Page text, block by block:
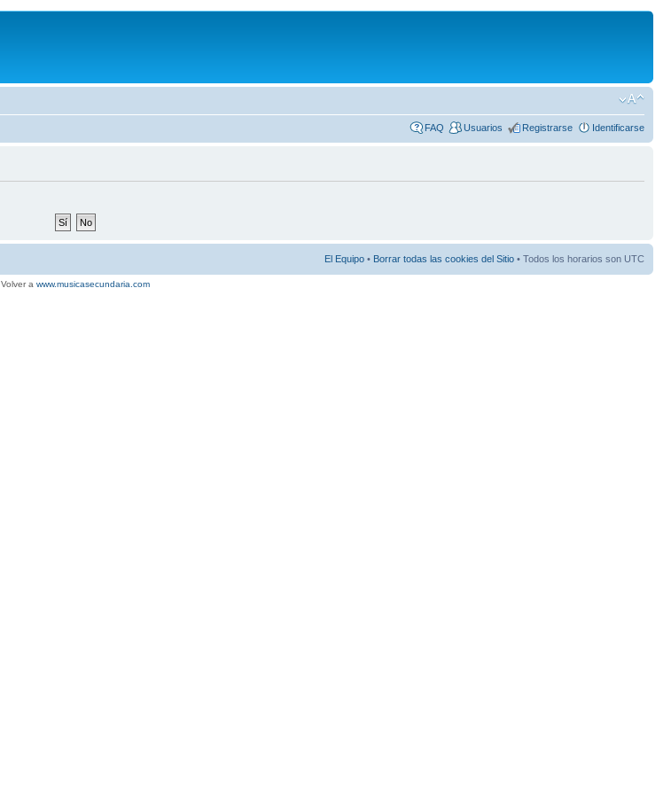
FAQ Usuarios Registrarse Identificarse
El Equipo • Borrar todas las cookies del Sitio • Todos los horarios son UTC
Volver a www.musicasecundaria.com